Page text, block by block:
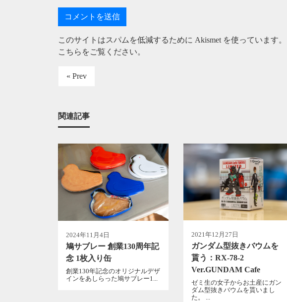
このサイトはスパムを低減するために Akismet を使っています。
こちらをご覧ください。
« Prev
関連記事
2024年11月4日
鳩サブレー 創業130周年記
念 1枚入り缶
創業130年記念のオリジナルデザ
インをあしらった鳩サブレー1...
2021年12月27日
ガンダム型抜きバウムを
貰う：RX-78-2
Ver.GUNDAM Cafe
ゼミ生の女子からお土産にガン
ダム型抜きバウムを貰いまし
た。 ...